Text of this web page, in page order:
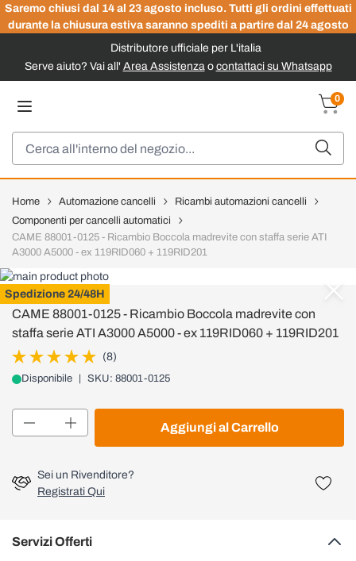
Saremo chiusi dal 14 al 23 agosto incluso. Tutti gli ordini effettuati
durante la chiusura estiva saranno spediti a partire dal 24 agosto
Distributore ufficiale per L'italia
Serve aiuto? Vai all' Area Assistenzao contattaci su Whatsapp
0
Home Automazione cancelli
Ricambi automazioni cancelli
Componenti per cancelli automatici
CAME 88001-0125 - Ricambio Boccola madrevite con staffa serie ATI
A3000 A5000 - ex 119RID060 + 119RID201
Spedizione 24/48H
CAME
CAME 88001-0125 - Ricambio Boccola madrevite con
staffa serie ATI A3000 A5000 - ex 119RID060 + 119RID201
(8)
Disponibile SKU: 88001-0125
Aggiungi al Carrello
Sei un Rivenditore?
Registrati Qui
Servizi Offerti